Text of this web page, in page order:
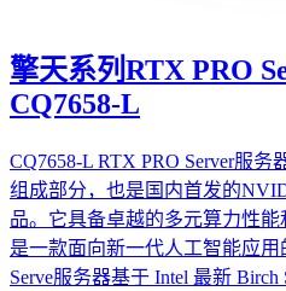
擎天系列RTX PRO
CQ7658-L
CQ7658-L RTX PRO Server服
组成部分，也是国内首发的
品。它具备卓越的多元算力性能
是一款面向新一代人工智能应
Serve服务器基于 Intel 最新 Birch